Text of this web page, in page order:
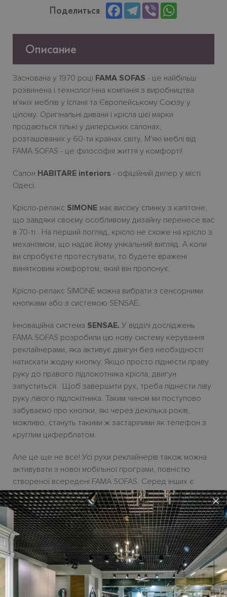
×
Поделиться FacebookTelegram
Viber
Описание
Заснована у 1970 році FAMA SOFAS - це найбільш
розвинена і технологічна компанія з виробництва
м'якіх меблів у Іспанії та Європейському Союзу у
цілому. Оригінальні дивани і крісла цієї марки
продаються тількі у дилерських салонах,
розташованих у 60-ти країнах світу. М'якi меблі від
FAMA SOFAS - це філософія життя у комфорті!
Салон HABITARE interiors - офіційний дилер у місті
Одесі.
Крісло-релакс SIMONE має високу спинку з капітоне,
що завдяки своєму особливому дизайну перенесе вас
в 70-ті . На перший погляд, крісло не схоже на крісло з
механізмом, що надає йому унікальний вигляд. А коли
ви спробуєте протестувати, то будете вражені
винятковим комфортом, який він пропонує.
Крісло-релакс SIMONE можна вибрати з сенсорними
кнопками або з системою SENSAE.
Інноваційна система SENSAE. У відділі досліджень
FAMA SOFAS розробили цю нову систему керування
реклайнерами, яка активує двигун без необхідності
натискати жодну кнопку. Якщо просто піднести праву
руку до правого підлокотника крісла, двигун
запуститься. Щоб завершити рух, треба піднести ліву
руку лівого підлокітника. Таким чином ми поступово
забуваємо про кнопки, які через декілька років,
можливо, стануть такими ж застарілими як телефон з
круглим циферблатом.
Але це ще не все! Усі рухи реклайнерів також можна
активувати з нової мобільної програми, повністю
створеної всередені FAMA SOFAS. Серед інших є
функція, що не дозволить відкривати реклайнер або
закривати його. І все це легко керується з вашого
мобільного телефону.
Крiсло-релакс SIMONE облаштовано також функцією
обертання на 165°. Регульовані сидіння та підніжка
крісла сприяють чудовому комфорту власника.
Крісло доступне до замовлення у вигляді